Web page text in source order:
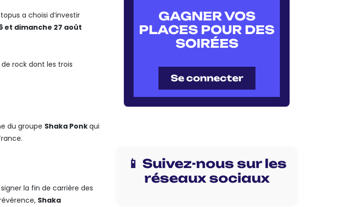
a choisi d’investir
et dimanche 27 août
rock dont les trois
du groupe Shaka Ponkqui
signer la fin de carrière des
Shaka
GAGNER VOS
PLACES POUR DES
SOIRÉES
Se connecter
📱 Suivez-nous sur les
réseaux sociaux